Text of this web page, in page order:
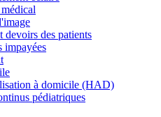
devoirs des patients
impayées
à domicile (HAD)
pédiatriques